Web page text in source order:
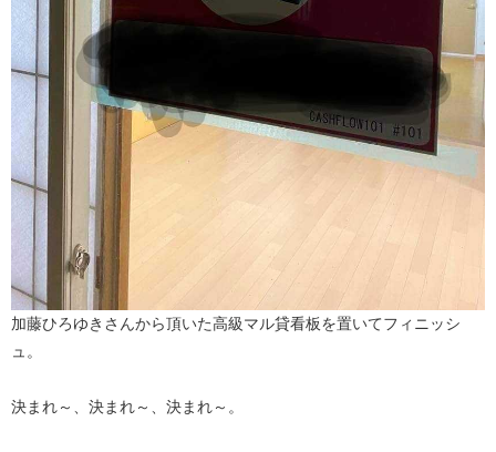
加藤ひろゆきさんから頂いた高級マル貸看板を置いてフィニッシ
ュ。
決まれ～、決まれ～、決まれ～。